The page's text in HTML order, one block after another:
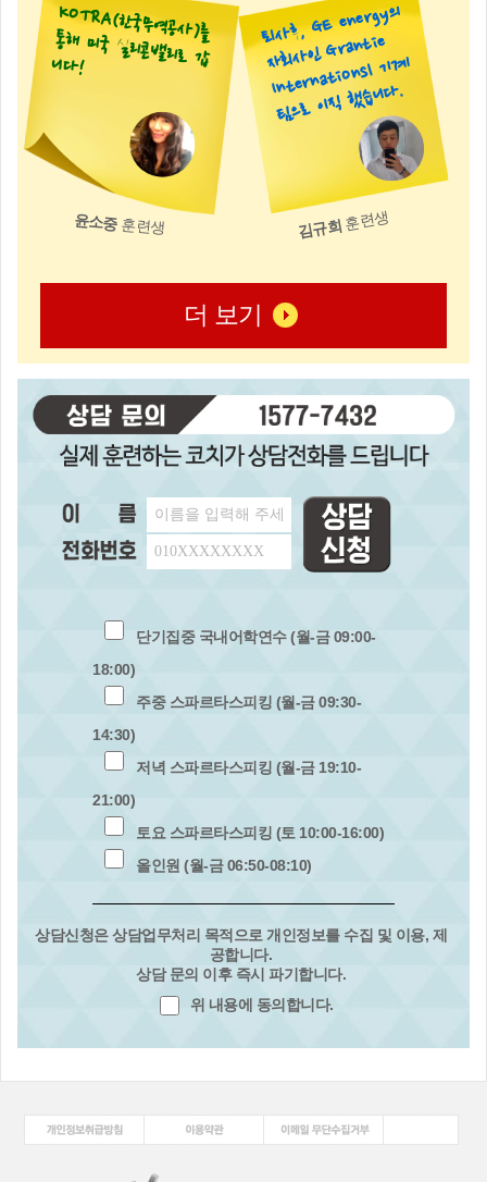
KOTRA(한국무역공사
)를
통해 미국 실리콘밸
리로 갑
니다
!
윤소중훈련생
퇴
사후, GE energy의
자
회
사
인 Grantie
Internationsl
기
계
팀으로 이
직
했습니
다.
김규희훈련생
더 보기
단기집중 국내어학연수 (월-금 09:00-
18:00)
주중 스파르타스피킹 (월-금 09:30-
14:30)
저녁 스파르타스피킹 (월-금 19:10-
21:00)
토요 스파르타스피킹 (토 10:00-16:00)
올인원 (월-금 06:50-08:10)
상담신청은 상담업무처리 목적으로 개인정보를 수집 및 이용, 제
공합니다.
상담 문의 이후 즉시 파기합니다.
위 내용에 동의합니다.